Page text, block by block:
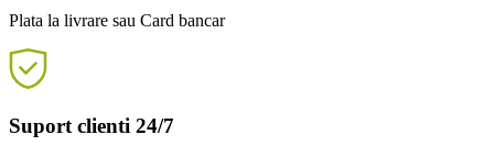
Plata la livrare sau Card bancar
Suport clienti 24/7